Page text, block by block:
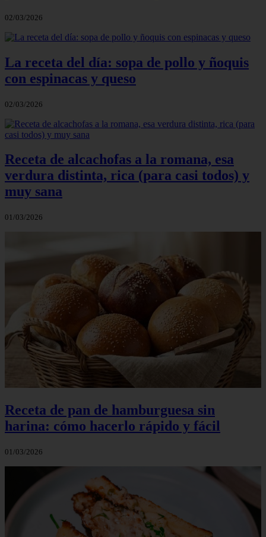
02/03/2026
La receta del día: sopa de pollo y ñoquis
con espinacas y queso
02/03/2026
Receta de alcachofas a la romana, esa
verdura distinta, rica (para casi todos) y
muy sana
01/03/2026
Receta de pan de hamburguesa sin
harina: cómo hacerlo rápido y fácil
01/03/2026